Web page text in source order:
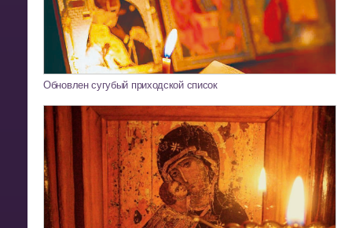
Обновлен сугубый приходской список